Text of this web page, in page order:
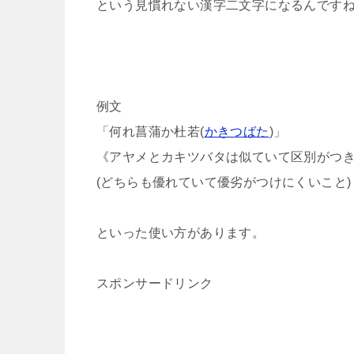
という見慣れない漢字二文字になるんですね
例文
「何れ菖蒲か杜若(かきつばた)」
《アヤメとカキツバタは似ていて区別がつ
(どちらも優れていて優劣がつけにくいこと)
といった使い方があります。
スポンサードリンク